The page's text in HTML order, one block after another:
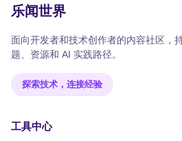
乐闻世界
面向开发者和技术创作者的内容社区，
题、资源和 AI 实践路径。
探索技术，连接经验
工具中心